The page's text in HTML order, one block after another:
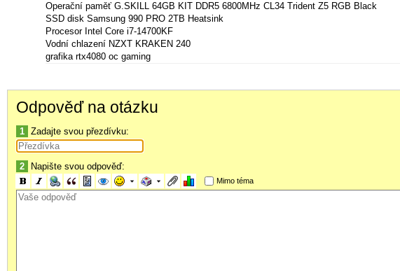
Operační paměť G.SKILL 64GB KIT DDR5 6800MHz CL34 Trident Z5 RGB Black
SSD disk Samsung 990 PRO 2TB Heatsink
Procesor Intel Core i7-14700KF
Vodní chlazení NZXT KRAKEN 240
grafika rtx4080 oc gaming
Odpověď na otázku
1 Zadajte svou přezdívku:
2 Napište svou odpověď:
Mimo téma